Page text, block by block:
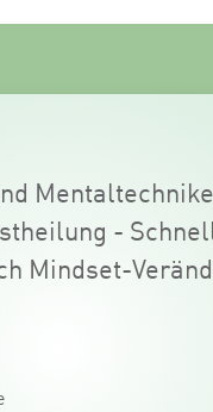
-
Mindset-